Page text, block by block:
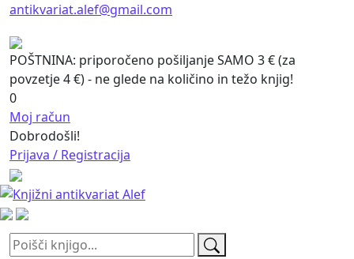
antikvariat.alef@gmail.com
POŠTNINA: priporočeno pošiljanje SAMO 3 € (za
povzetje 4 €) - ne glede na količino in težo knjig!
0
Moj račun
Dobrodošli!
Prijava / Registracija
Išči: